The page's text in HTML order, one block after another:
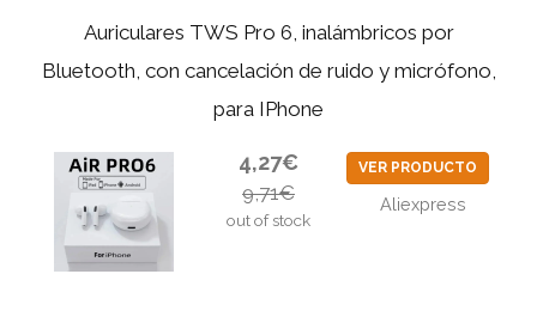
Auriculares TWS Pro 6, inalámbricos por
Bluetooth, con cancelación de ruido y micrófono,
para IPhone
4,27€
9,71€
out of stock
VER PRODUCTO
Aliexpress